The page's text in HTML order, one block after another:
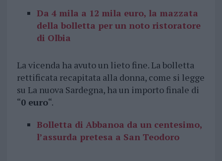
Da 4 mila a 12 mila euro, la mazzata
della bolletta per un noto ristoratore
di Olbia
La vicenda ha avuto un lieto fine. La bolletta
rettificata recapitata alla donna, come si legge
su La nuova Sardegna, ha un importo finale di
“0 euro“.
Bolletta di Abbanoa da un centesimo,
l’assurda pretesa a San Teodoro